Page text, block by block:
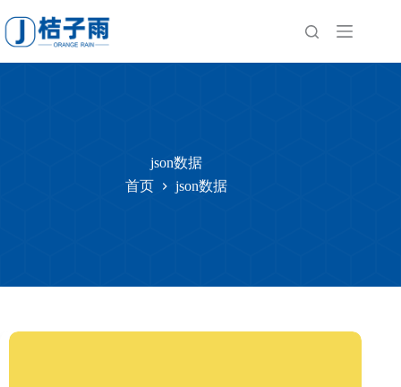
至
内
容
json数据
首页
json数据